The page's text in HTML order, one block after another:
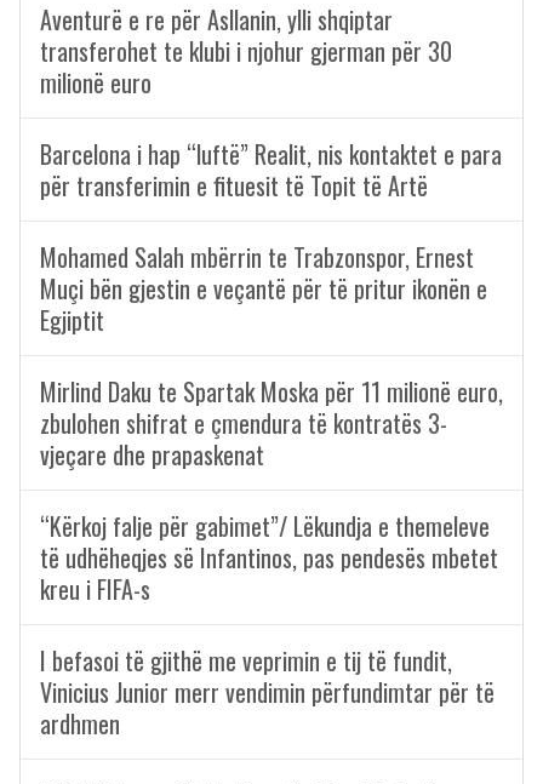
Aventurë e re për Asllanin, ylli shqiptar
transferohet te klubi i njohur gjerman për 30
milionë euro
Barcelona i hap “luftë” Realit, nis kontaktet e para
për transferimin e fituesit të Topit të Artë
Mohamed Salah mbërrin te Trabzonspor, Ernest
Muçi bën gjestin e veçantë për të pritur ikonën e
Egjiptit
Mirlind Daku te Spartak Moska për 11 milionë euro,
zbulohen shifrat e çmendura të kontratës 3-
vjeçare dhe prapaskenat
“Kërkoj falje për gabimet”/ Lëkundja e themeleve
të udhëheqjes së Infantinos, pas pendesës mbetet
kreu i FIFA-s
I befasoi të gjithë me veprimin e tij të fundit,
Vinicius Junior merr vendimin përfundimtar për të
ardhmen